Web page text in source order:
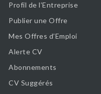
Profil de l’Entreprise
Publier une Offre
Mes Offres d’Emploi
Alerte CV
Abonnements
CV Suggérés